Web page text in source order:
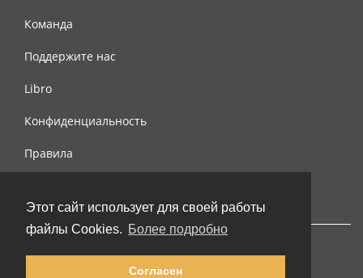
Этот сайт использует для своей работы
файлы Cookies. Более подробно
Согласен
Команда
Поддержите нас
Libro
Конфиденциальность
Правила